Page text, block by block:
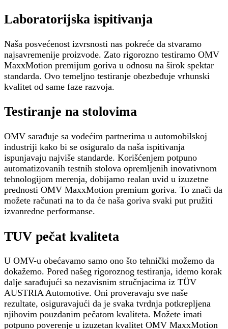
Laboratorijska ispitivanja
Naša posvećenost izvrsnosti nas pokreće da stvaramo
najsavremenije proizvode. Zato rigorozno testiramo OMV
MaxxMotion premijum goriva u odnosu na širok spektar
standarda. Ovo temeljno testiranje obezbeđuje vrhunski
kvalitet od same faze razvoja.
Testiranje na stolovima
OMV sarađuje sa vodećim partnerima u automobilskoj
industriji kako bi se osiguralo da naša ispitivanja
ispunjavaju najviše standarde. Korišćenjem potpuno
automatizovanih testnih stolova opremljenih inovativnom
tehnologijom merenja, dobijamo realan uvid u izuzetne
prednosti OMV MaxxMotion premium goriva. To znači da
možete računati na to da će naša goriva svaki put pružiti
izvanredne performanse.
TUV pečat kvaliteta
U OMV-u obećavamo samo ono što tehnički možemo da
dokažemo. Pored našeg rigoroznog testiranja, idemo korak
dalje sarađujući sa nezavisnim stručnjacima iz TÜV
AUSTRIA Automotive. Oni proveravaju sve naše
rezultate, osiguravajući da je svaka tvrdnja potkrepljena
njihovim pouzdanim pečatom kvaliteta. Možete imati
potpuno poverenje u izuzetan kvalitet OMV MaxxMotion